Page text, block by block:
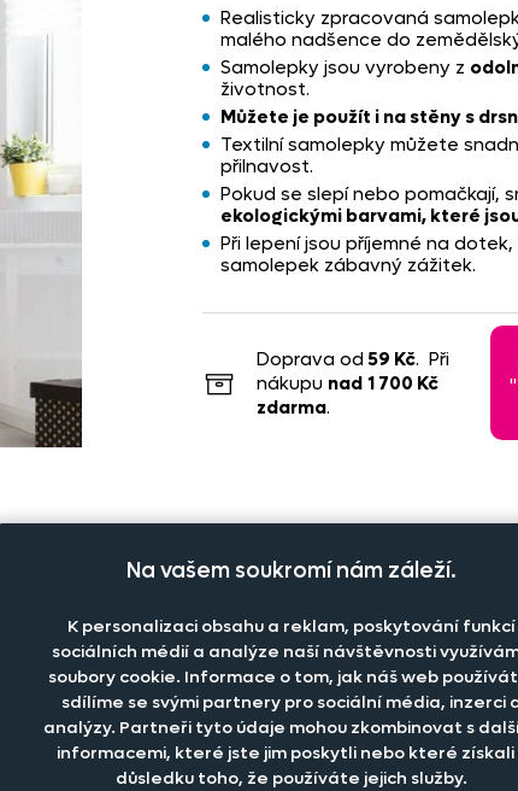
Realisticky zpracovaná
malého nadšence do
Samolepky jsou vyrobeny z
životnost.
Můžete je použít i na stěny s
Textilní samolepky můžete
přilnavost.
Pokud se slepí nebo pomačkají,
ekologickými barvami, které
Při lepení jsou příjemné na
samolepek zábavný zážitek.
Doprava od 59 Kč. Při
nákupu nad 1 700 Kč
zdarma.
"
Materiál Počet kusů Cena na
textilní fólie ks +
- 1
Na vašem soukromí nám záleží.
K personalizaci obsahu a reklam, poskytování funkcí
sociálních médií a analýze naší návštěvnosti
soubory cookie. Informace o tom, jak náš web
sdílíme se svými partnery pro sociální média, inzerci
analýzy. Partneři tyto údaje mohou zkombinovat s
informacemi, které jste jim poskytli nebo které získali
důsledku toho, že používáte jejich služby.